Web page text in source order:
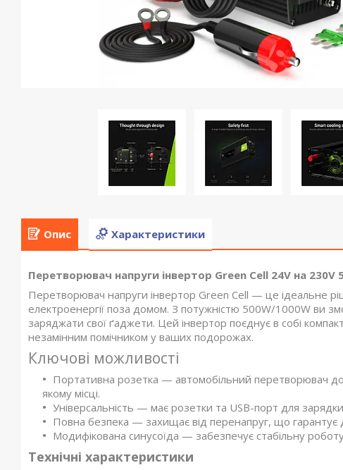
Опис Характеристики
Перетворювач напруги інвертор Green Cell 24V на 230V
Перетворювач напруги інвертор Green Cell — це ідеальне
електроенергії поза домом. З потужністю 500W/1000W ви
заряджати свої ґаджети. Цей інвертор поєднує в собі
незамінним помічником у ваших подорожах.
Ключові можливості
Портативна розетка — автомобільний перетворювач
якому місці.
Універсальність — має розетки та USB-порт для
Повна безпека — захищає від перенапруг, що гарантує
Модифікована синусоїда — забезпечує стабільну
Технічні характеристики